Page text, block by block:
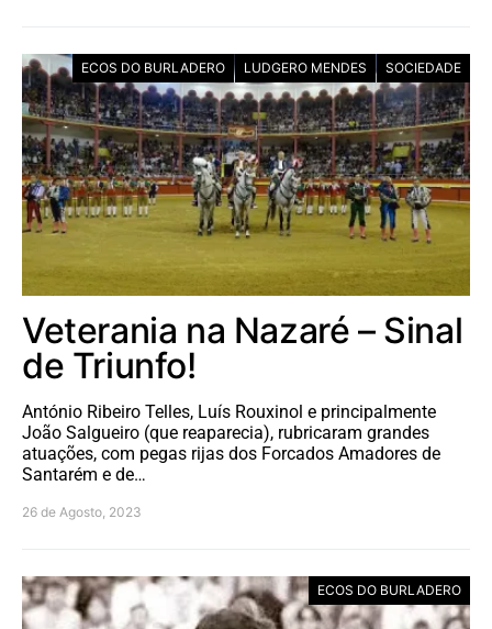
ECOS DO BURLADERO LUDGERO MENDES SOCIEDADE
Veterania na Nazaré – Sinal
de Triunfo!
António Ribeiro Telles, Luís Rouxinol e principalmente
João Salgueiro (que reaparecia), rubricaram grandes
atuações, com pegas rijas dos Forcados Amadores de
Santarém e de…
26 de Agosto, 2023
ECOS DO BURLADERO